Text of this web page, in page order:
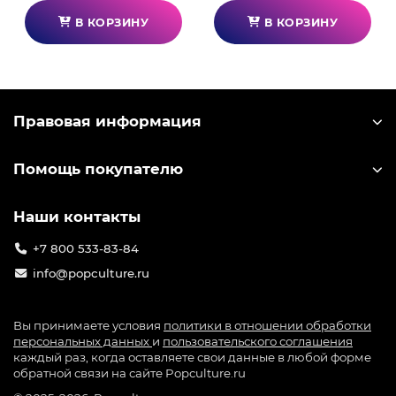
В КОРЗИНУ В КОРЗИНУ
Правовая информация
Помощь покупателю
Наши контакты
+7 800 533-83-84
info@popculture.ru
Вы принимаете условия политики в отношении обработки
персональных данных и пользовательского соглашения
каждый раз, когда оставляете свои данные в любой форме
обратной связи на сайте Popculture.ru